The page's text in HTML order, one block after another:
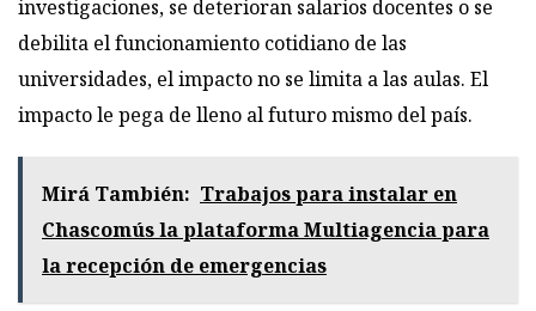
investigaciones, se deterioran salarios docentes o se
debilita el funcionamiento cotidiano de las
universidades, el impacto no se limita a las aulas. El
impacto le pega de lleno al futuro mismo del país.
Mirá También: Trabajos para instalar en
Chascomús la plataforma Multiagencia para
la recepción de emergencias